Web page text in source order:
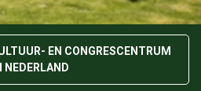
vooruitgang.
EN CONGRESCENTRUM
NEDERLAND